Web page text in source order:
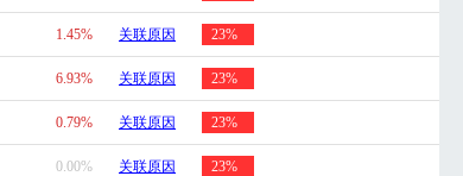
1.45% 关联原因 23%
6.93% 关联原因 23%
0.79% 关联原因 23%
0.00% 关联原因 23%